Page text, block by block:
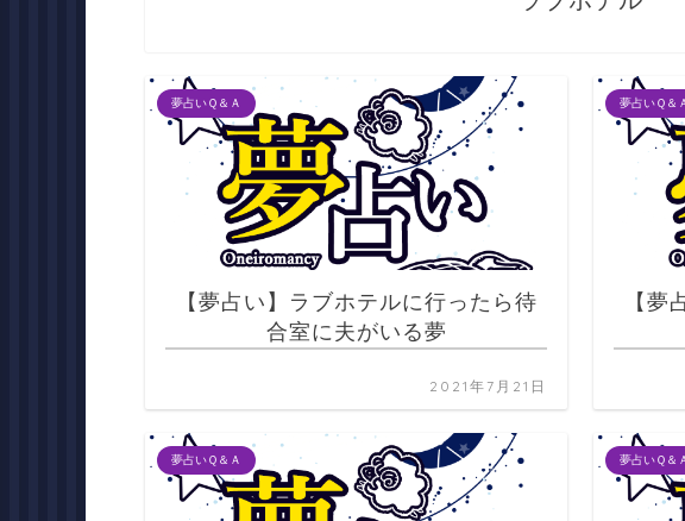
夢占いＱ＆Ａ
【夢占い】ラブホテルに行ったら待
合室に夫がいる夢
2021年7月21日
夢占いＱ＆
【夢
夢占いＱ＆Ａ 夢占いＱ＆